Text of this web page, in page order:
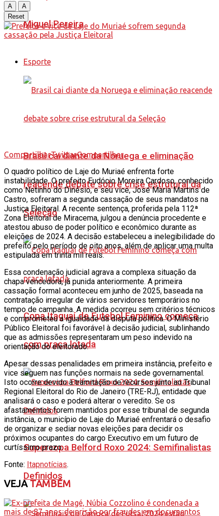
Miguel Pereira
Esporte
Brasil cai diante da Noruega e eliminação
reacende debate sobre crise estrutural da
Seleção
Copa Itaguaí de Futebol Feminino começa
com praça lotada
Supercopa Belford Roxo 2024: Semifinalistas
Definidos
A
A
Reset
CompartilharTwittarCompartilhar
O quadro político de Laje do Muriaé enfrenta forte
instabilidade. O prefeito Eudócio Moreira Cardoso, conhecido
como Netinho do Dinésio, e seu vice, José Maria Martins de
Castro, sofreram a segunda cassação de seus mandatos na
Justiça Eleitoral. A recente sentença, proferida pela 112ª
Zona Eleitoral de Miracema, julgou a denúncia procedente e
atestou abuso de poder político e econômico durante as
eleições de 2024. A decisão estabeleceu a inelegibilidade do
prefeito pelo período de oito anos, além de aplicar uma multa
estipulada em trinta mil reais.
Essa condenação judicial agrava a complexa situação da
chapa vencedora, já punida anteriormente. A primeira
cassação formal aconteceu em junho de 2025, baseada na
contratação irregular de vários servidores temporários no
tempo de campanha. A medida ocorreu sem critérios técnicos
e comprometeu a igualdade da disputa política. O Ministério
Público Eleitoral foi favorável à decisão judicial, sublinhando
que as admissões representaram um peso indevido na
orientação do eleitorado.
Apesar dessas penalidades em primeira instância, prefeito e
vice seguem nas funções normais na sede governamental.
Isto ocorre devido à tramitação de recursos junto ao Tribunal
Regional Eleitoral do Rio de Janeiro (TRE-RJ), entidade que
analisará o caso e poderá alterar o veredito. Se os
afastamentos forem mantidos por esse tribunal de segunda
instância, o município de Laje do Muriaé enfrentará o desafio
de organizar e sediar novas eleições para decidir os
próximos ocupantes do cargo Executivo em um futuro de
curtíssimo prazo.
Fonte: Itapnotícias.
VEJATAMBÉM